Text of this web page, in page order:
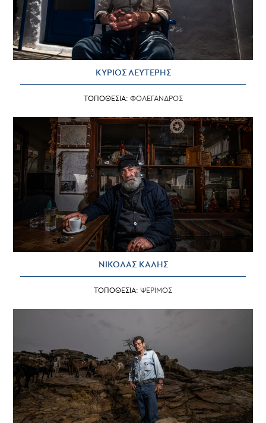
ΚΥΡΙΟΣ ΛΕΥΤΕΡΗΣ
ΤΟΠΟΘΕΣΙΑ: ΦΟΛΕΓΑΝΔΡΟΣ
ΝΙΚΟΛΑΣ ΚΑΛΗΣ
ΤΟΠΟΘΕΣΙΑ: ΨΕΡΙΜΟΣ